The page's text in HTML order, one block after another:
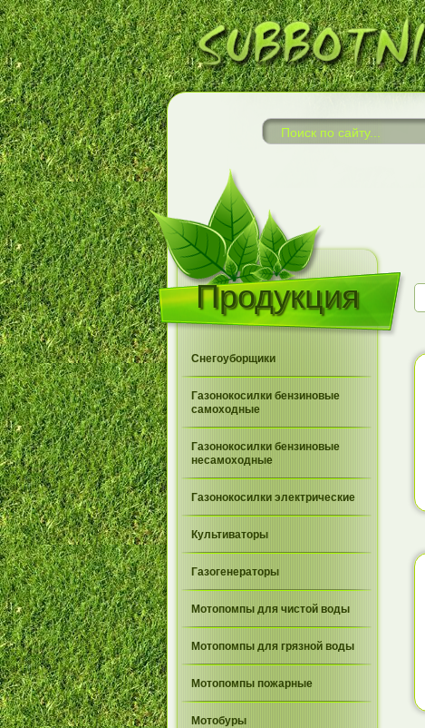
Продукция
Снегоуборщики
Газонокосилки бензиновые
самоходные
Газонокосилки бензиновые
несамоходные
Газонокосилки электрические
Культиваторы
Газогенераторы
Мотопомпы для чистой воды
Мотопомпы для грязной воды
Мотопомпы пожарные
Мотобуры